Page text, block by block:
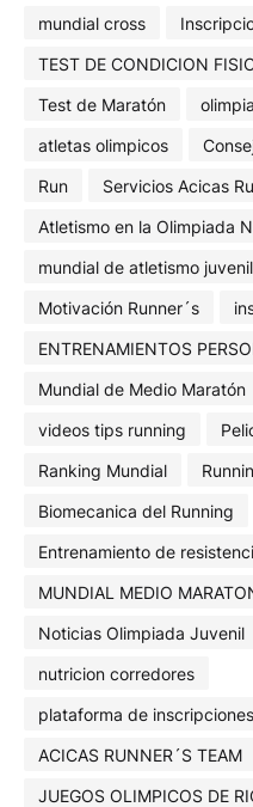
mundial cross
TEST DE CONDICION
Test de Maratón
atletas olimpicos
Run
Servicios Acicas
Atletismo en la Olimpiada
mundial de atletismo juvenil
Motivación Runner´s
ENTRENAMIENTOS
Mundial de Medio Maratón
videos tips running
Ranking Mundial
Biomecanica del Running
Entrenamiento de
MUNDIAL MEDIO
Noticias Olimpiada Juvenil
nutricion corredores
plataforma de
ACICAS RUNNER´S TEAM
JUEGOS OLIMPICOS DE